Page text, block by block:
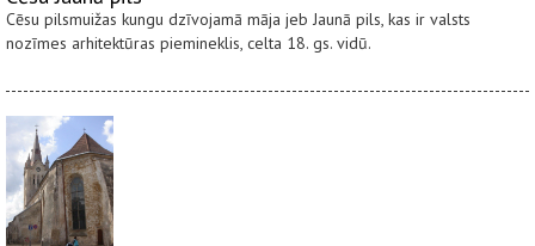
Cēsu pilsmuižas kungu dzīvojamā māja jeb Jaunā pils, kas ir valsts
nozīmes arhitektūras piemineklis, celta 18. gs. vidū.